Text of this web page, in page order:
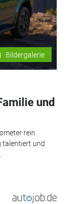
Bildergalerie
und
rein
talentiert und